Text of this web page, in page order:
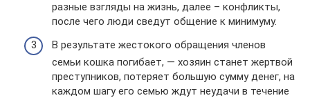
разные взгляды на жизнь, далее – конфликты,
после чего люди сведут общение к минимуму.
В результате жестокого обращения членов
семьи кошка погибает, — хозяин станет жертвой
преступников, потеряет большую сумму денег, на
каждом шагу его семью ждут неудачи в течение